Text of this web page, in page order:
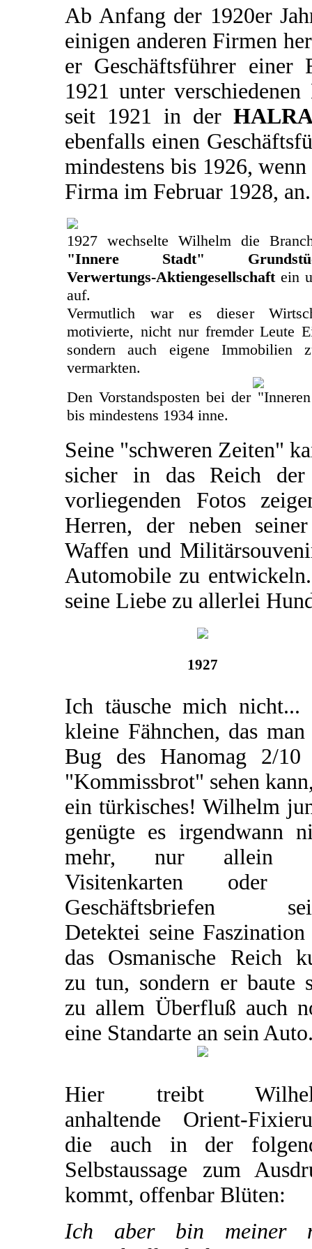
Ab Anfang der 1920er
einigen anderen Firmen
er Geschäftsführer einer
1921 unter
seit 1921 in der
ebenfalls einen
mindestens bis 1926,
Firma im Februar 1928, an.
1927 wechselte Wilhelm die
"Innere Stadt"
Verwertungs-Aktiengesellschaftein
auf.
Vermutlich war es dieser
motivierte, nicht nur fremder Leute
sondern auch eigene Immobilien
vermarkten.
Den Vorstandsposten bei der
bis mindestens 1934 inne.
Seine "schweren Zeiten"
sicher in das Reich der
vorliegenden Fotos
Herren, der neben
Waffen und
Automobile zu
seine Liebe zu allerlei
1927
Ich täusche mich nicht...
kleine Fähnchen, das man
Bug des Hanomag 2/10
"Kommissbrot" sehen
ein türkisches! Wilhelm
genügte es irgendwann
mehr, nur allein
Visitenkarten oder
Geschäftsbriefen
Detektei seine
das Osmanische Reich
zu tun, sondern er baute
zu allem Überfluß auch
eine Standarte an sein
Hier treibt
anhaltende Orient-
die auch in der
Selbstaussage zum
kommt, offenbar Blüten:
Ich aber bin meiner